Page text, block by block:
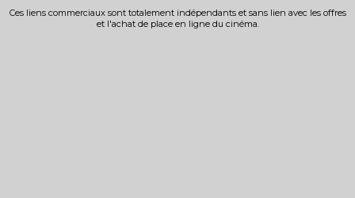
Ces liens commerciaux sont totalement indépendants et sans lien avec les offres
et l'achat de place en ligne du cinéma.